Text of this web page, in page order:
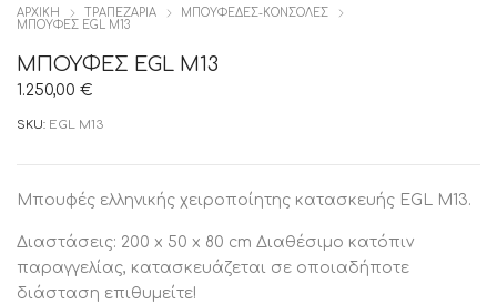
ΑΡΧΙΚΉ ΤΡΑΠΕΖΑΡΙΑ
ΜΠΟΥΦΕΔΕΣ-ΚΟΝΣΟΛΕΣ
ΜΠΟΥΦΕΣ EGL M13
ΜΠΟΥΦΕΣ EGL M13
1.250,00 €
SKU: EGL M13
Μπουφές ελληνικής χειροποίητης κατασκευής EGL M13.
Διαστάσεις: 200 x 50 x 80 cm Διαθέσιμο κατόπιν
παραγγελίας, κατασκευάζεται σε οποιαδήποτε
διάσταση επιθυμείτε!